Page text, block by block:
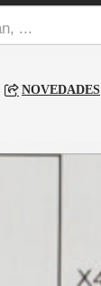
NOVEDADES